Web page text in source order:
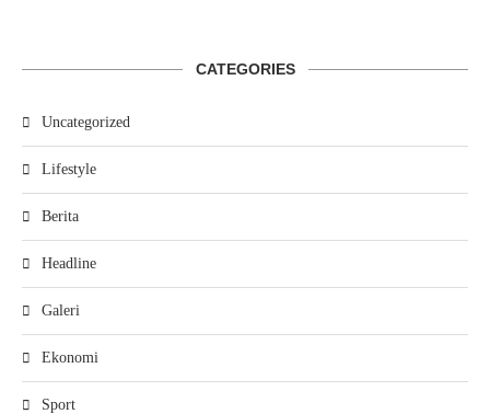
CATEGORIES
Uncategorized
Lifestyle
Berita
Headline
Galeri
Ekonomi
Sport